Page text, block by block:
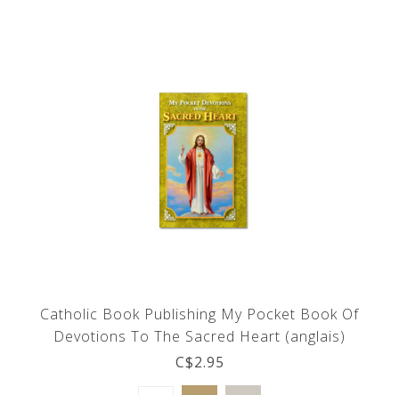
Catholic Book Publishing My Pocket Book Of
Devotions To The Sacred Heart (anglais)
C$2.95